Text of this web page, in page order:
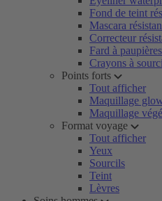
Fond de teint
Mascara
Correcteur
Fard à
Crayons à
Points forts
Tout afficher
Maquillage
Maquillage
Format voyage
Tout afficher
Yeux
Sourcils
Teint
Lèvres